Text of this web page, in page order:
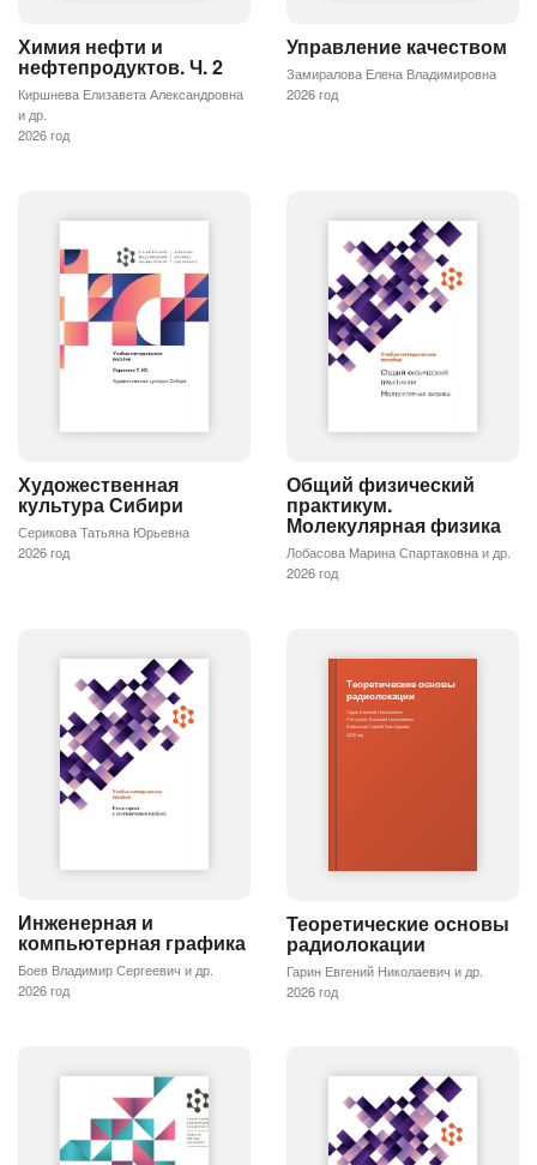
Химия нефти и
нефтепродуктов. Ч. 2
Киршнева Елизавета Александровна
и др.
2026 год
Управление качеством
Замиралова Елена Владимировна
2026 год
Художественная
культура Сибири
Серикова Татьяна Юрьевна
2026 год
Общий физический
практикум.
Молекулярная физика
Лобасова Марина Спартаковна и др.
2026 год
Инженерная и
компьютерная графика
Боев Владимир Сергеевич и др.
2026 год
Теоретические основы
радиолокации
Гарин Евгений Николаевич
Ратушняк Василий Николаевич
Бейльман Сергей Викторович
2026 год
Теоретические основы
радиолокации
Гарин Евгений Николаевич и др.
2026 год